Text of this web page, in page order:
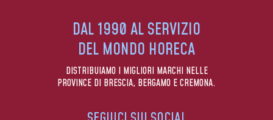
DAL 1990 AL SERVIZIO
DEL MONDO HORECA
DISTRIBUIAMO I MIGLIORI MARCHI NELLE
PROVINCE DI BRESCIA, BERGAMO E CREMONA.